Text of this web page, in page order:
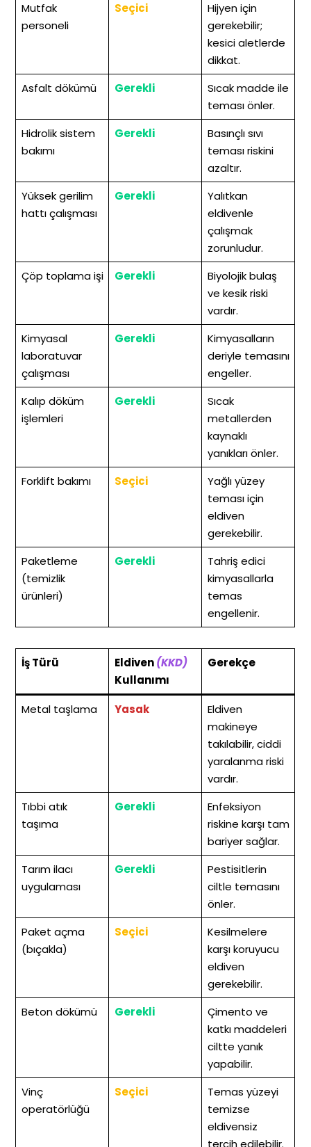
Mutfak
personeli
Seçici
Hijyen için
gerekebilir;
kesici aletlerde
dikkat.
Asfalt dökümü
Gerekli
Sıcak madde ile
teması önler.
Hidrolik sistem
bakımı
Gerekli
Basınçlı sıvı
teması riskini
azaltır.
Yüksek gerilim
hattı çalışması
Gerekli
Yalıtkan
eldivenle
çalışmak
zorunludur.
Çöp toplama işi
Gerekli
Biyolojik bulaş
ve kesik riski
vardır.
Kimyasal
laboratuvar
çalışması
Gerekli
Kimyasalların
deriyle temasını
engeller.
Kalıp döküm
işlemleri
Gerekli
Sıcak
metallerden
kaynaklı
yanıkları önler.
Forklift bakımı
Seçici
Yağlı yüzey
teması için
eldiven
gerekebilir.
Paketleme
(temizlik
ürünleri)
Gerekli
Tahriş edici
kimyasallarla
temas
engellenir.
İş Türü Eldiven(KKD)
Kullanımı
Gerekçe
Metal taşlama Yasak
Eldiven
makineye
takılabilir, ciddi
yaralanma riski
vardır.
Tıbbi atık
taşıma
Gerekli
Enfeksiyon
riskine karşı tam
bariyer sağlar.
Tarım ilacı
uygulaması
Gerekli
Pestisitlerin
ciltle temasını
önler.
Paket açma
(bıçakla)
Seçici
Kesilmelere
karşı koruyucu
eldiven
gerekebilir.
Beton dökümü
Gerekli
Çimento ve
katkı maddeleri
ciltte yanık
yapabilir.
Vinç
operatörlüğü
Seçici
Temas yüzeyi
temizse
eldivensiz
tercih edilebilir.